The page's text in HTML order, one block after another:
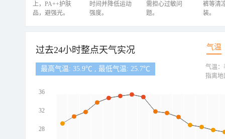
上，PA++护肤
品，避强光。
时间并降低运动
强度。
需担心过敏问
题。
裤等清
装。
过去24小时整点天气实况 气温
最高气温: 35.9℃ , 最低气温: 25.7℃
36
32
28
气温：
指离地